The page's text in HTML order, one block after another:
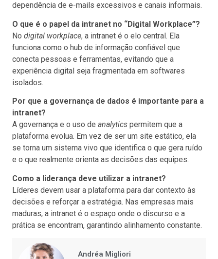
dependência de e-mails excessivos e canais informais.
O que é o papel da intranet no “Digital Workplace”?
No digital workplace, a intranet é o elo central. Ela
funciona como o hub de informação confiável que
conecta pessoas e ferramentas, evitando que a
experiência digital seja fragmentada em softwares
isolados.
Por que a governança de dados é importante para a
intranet?
A governança e o uso de analytics permitem que a
plataforma evolua. Em vez de ser um site estático, ela
se torna um sistema vivo que identifica o que gera ruído
e o que realmente orienta as decisões das equipes.
Como a liderança deve utilizar a intranet?
Líderes devem usar a plataforma para dar contexto às
decisões e reforçar a estratégia. Nas empresas mais
maduras, a intranet é o espaço onde o discurso e a
prática se encontram, garantindo alinhamento constante.
Andréa Migliori